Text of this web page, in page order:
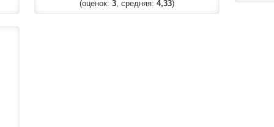
(оценок: 3, средняя: 4,33)